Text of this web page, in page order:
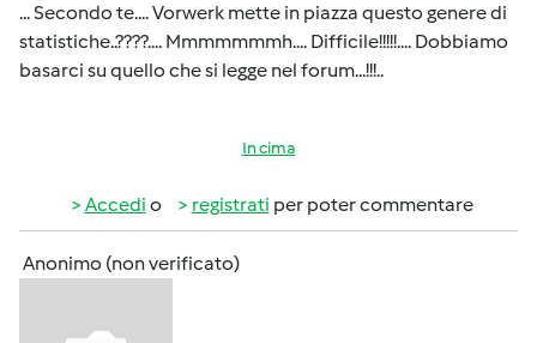
... Secondo te.... Vorwerk mette in piazza questo genere di
statistiche..????.... Mmmmmmmh.... Difficile!!!!!.... Dobbiamo
basarci su quello che si legge nel forum...!!!..
In cima
Accedi o registrati per poter commentare
Anonimo (non verificato)